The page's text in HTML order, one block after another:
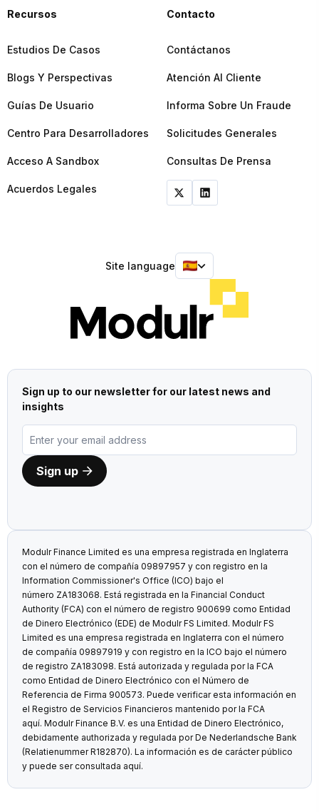
Recursos
Estudios De Casos
Blogs Y Perspectivas
Guías De Usuario
Centro Para Desarrolladores
Acceso A Sandbox
Acuerdos Legales
Contacto
Contáctanos
Atención Al Cliente
Informa Sobre Un Fraude
Solicitudes Generales
Consultas De Prensa
Site language
Sign up to our newsletter for our latest news and
insights
Modulr Finance Limited es una empresa registrada en Inglaterra
con el número de compañía 09897957 y con registro en la
Information Commissioner's Office (ICO) bajo el
número ZA183068. Está registrada en la Financial Conduct
Authority (FCA) con el número de registro 900699 como Entidad
de Dinero Electrónico (EDE) de Modulr FS Limited. Modulr FS
Limited es una empresa registrada en Inglaterra con el número
de compañía 09897919 y con registro en la ICO bajo el número
de registro ZA183098. Está autorizada y regulada por la FCA
como Entidad de Dinero Electrónico con el Número de
Referencia de Firma 900573. Puede verificar esta información en
el Registro de Servicios Financieros mantenido por la FCA
aquí. Modulr Finance B.V. es una Entidad de Dinero Electrónico,
debidamente authorizada y regulada por De Nederlandsche Bank
(Relatienummer R182870). La información es de carácter público
y puede ser consultada aquí.